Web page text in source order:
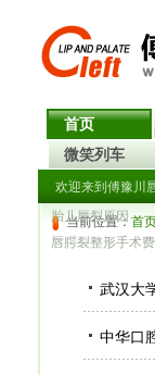
首页
微笑列车
欢迎来到傅豫川
胎儿唇裂原因
唇腭裂整形手术
当前位置： 首
武汉大
中华口